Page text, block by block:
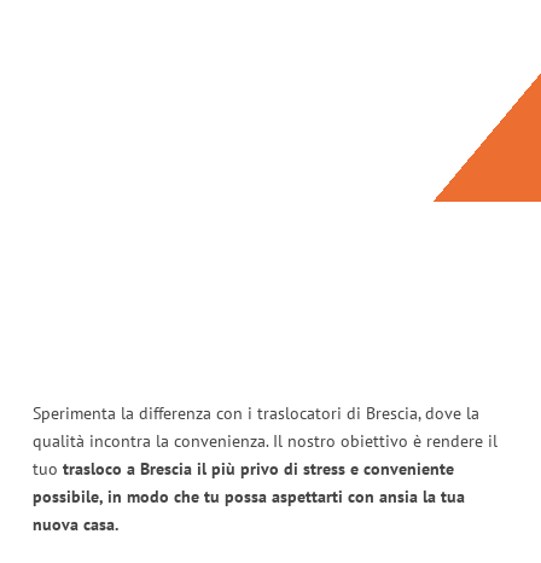
Sperimenta la differenza con i traslocatori di Brescia, dove la
qualità incontra la convenienza. Il nostro obiettivo è rendere il
tuo trasloco a Brescia il più privo di stress e conveniente
possibile, in modo che tu possa aspettarti con ansia la tua
nuova casa.